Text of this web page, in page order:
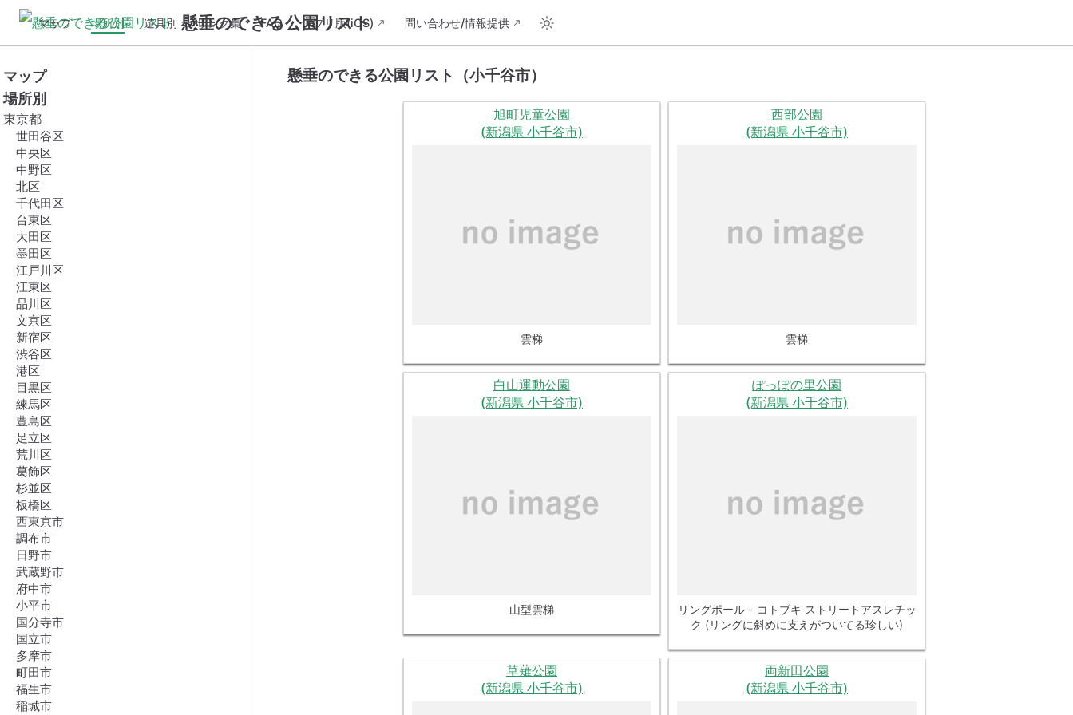
懸垂のできる公園リスト
マップ 場所別 遊具別 リンク集 FAQ アプリ版(iOS) 問い合わせ/情報提供
マップ
場所別
東京都
世田谷区
中央区
中野区
北区
千代田区
台東区
大田区
墨田区
江戸川区
江東区
品川区
文京区
新宿区
渋谷区
港区
目黒区
練馬区
豊島区
足立区
荒川区
葛飾区
杉並区
板橋区
西東京市
調布市
日野市
武蔵野市
府中市
小平市
国分寺市
国立市
多摩市
町田市
福生市
稲城市
懸垂のできる公園リスト（小千谷市）
旭町児童公園
(新潟県 小千谷市)
雲梯
西部公園
(新潟県 小千谷市)
雲梯
白山運動公園
(新潟県 小千谷市)
山型雲梯
ぽっぽの里公園
(新潟県 小千谷市)
リングポール - コトブキ ストリートアスレチッ
ク (リングに斜めに支えがついてる珍しい)
草薙公園
(新潟県 小千谷市)
両新田公園
(新潟県 小千谷市)